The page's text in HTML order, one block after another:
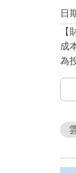
日
【
成
為